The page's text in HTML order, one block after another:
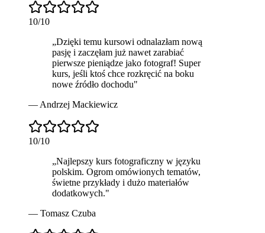
10/10
„Dzięki temu kursowi odnalazłam nową
pasję i zaczęłam już nawet zarabiać
pierwsze pieniądze jako fotograf! Super
kurs, jeśli ktoś chce rozkręcić na boku
nowe źródło dochodu"
— Andrzej Mackiewicz
10/10
„Najlepszy kurs fotograficzny w języku
polskim. Ogrom omówionych tematów,
świetne przykłady i dużo materiałów
dodatkowych."
— Tomasz Czuba